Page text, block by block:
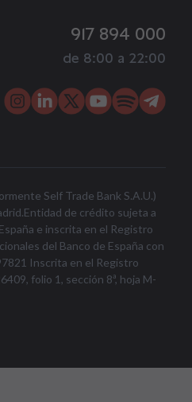
917 894 000
de 8:00 a 22:00
Self Trade Bank S.A.U.)
de crédito sujeta a
e inscrita en el Registro
del Banco de España con
Inscrita en el Registro
folio 1, sección 8ª, hoja M-